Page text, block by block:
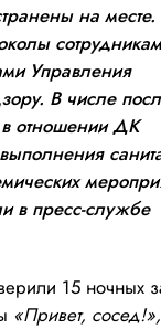
на месте.
Управления
В числе
отношении ДК
в пресс-службе
15 ночных
«Привет, сосед!»,